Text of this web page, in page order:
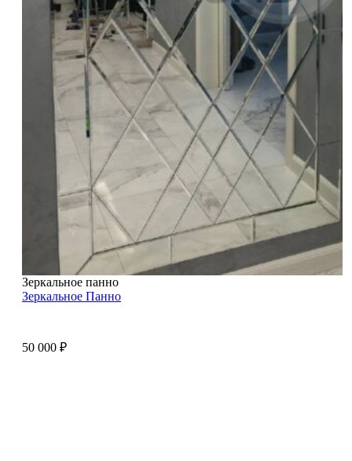
Зеркальное панно
Зеркальное Панно
50 000 ₽